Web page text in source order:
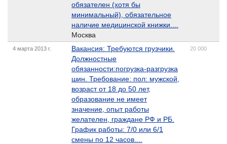
обязателен (хотя бы
минимальный), обязательное
наличие медицинской книжки....
Москва
4 марта 2013 г.
Вакансия: Требуются грузчики.
Должностные
обязанности:погрузка-разгрузка
шин. Требование: пол: мужской,
возраст от 18 до 50 лет,
образование не имеет
значение, опыт работы
желателен, граждане РФ и РБ.
График работы: 7/0 или 6/1
смены по 12 часов....
20 000